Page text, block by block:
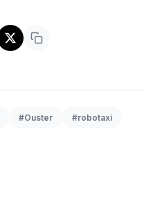
#Ouster #robotaxi